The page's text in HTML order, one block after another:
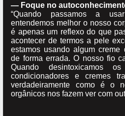
— Foque no
“Quando passamos a
entendemos melhor o nosso
é apenas um reflexo do que
acontecer de termos a pele
estamos usando algum
de forma errada. O nosso fio
Quando desintoxicamos
condicionadores e cremes
verdadeiramente como é o
orgânicos nos fazem ver com